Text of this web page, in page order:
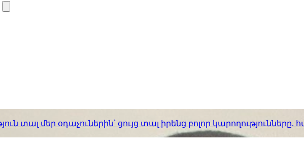
տալ մեր օդաչուներին՝ ցույց տալ իրենց բոլոր